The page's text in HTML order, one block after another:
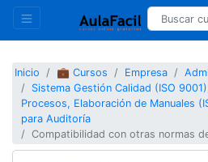
Inicio 💼 Cursos Empresa
Sistema Gestión Calidad (ISO
Procesos, Elaboración de Manuales
para Auditoría
Compatibilidad con otras normas